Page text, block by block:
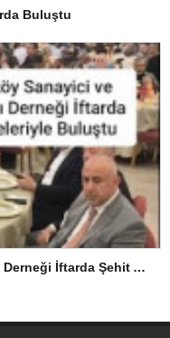
Buluştu
Arnavutköy Sanayici ve İş İnsanları Derneği İftarda Şehit Aileleriyle Buluştu